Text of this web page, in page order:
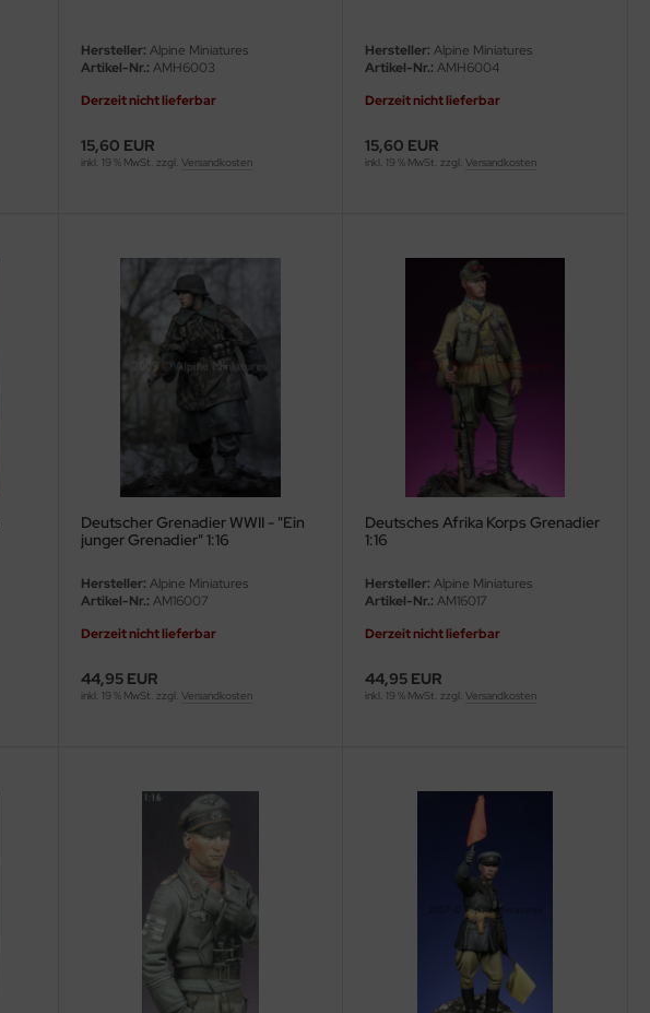
Hersteller: Alpine Miniatures
Artikel-Nr.: AMH6003
Derzeit nicht lieferbar
15,60 EUR
inkl. 19 % MwSt. zzgl. Versandkosten
Hersteller: Alpine Miniatures
Artikel-Nr.: AMH6004
Derzeit nicht lieferbar
15,60 EUR
inkl. 19 % MwSt. zzgl.Versandkosten
Deutscher Grenadier WWII - "Ein
junger Grenadier" 1:16
Hersteller: Alpine Miniatures
Artikel-Nr.: AM16007
Derzeit nicht lieferbar
44,95 EUR
inkl. 19 % MwSt. zzgl. Versandkosten
Deutsches Afrika Korps Grenadier
1:16
Hersteller: Alpine Miniatures
Artikel-Nr.: AM16017
Derzeit nicht lieferbar
44,95 EUR
inkl. 19 % MwSt. zzgl.Versandkosten